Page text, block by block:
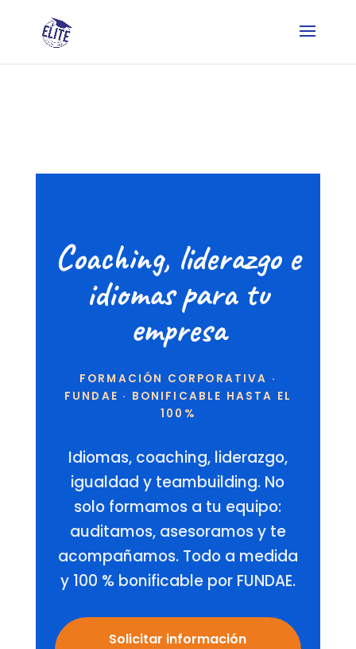
Coaching, liderazgo e
idiomas para tu
empresa
FORMACIÓN CORPORATIVA ·
FUNDAE · BONIFICABLE HASTA EL
100%
Idiomas, coaching, liderazgo,
igualdad y teambuilding. No
solo formamos a tu equipo:
auditamos, asesoramos y te
acompañamos. Todo a medida
y 100 % bonificable por FUNDAE.
Solicitar información